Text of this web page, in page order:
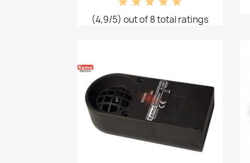
(4,9/5) out of 8 total ratings